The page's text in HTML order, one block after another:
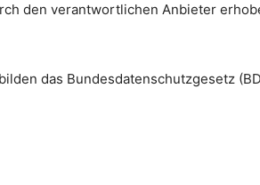
den verantwortlichen Anbieter
das Bundesdatenschutzgesetz